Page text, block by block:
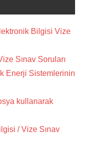
Bilgisi Vize
Sınav Soruları
Enerji Sistemlerinin
kullanarak
/ Vize Sınav